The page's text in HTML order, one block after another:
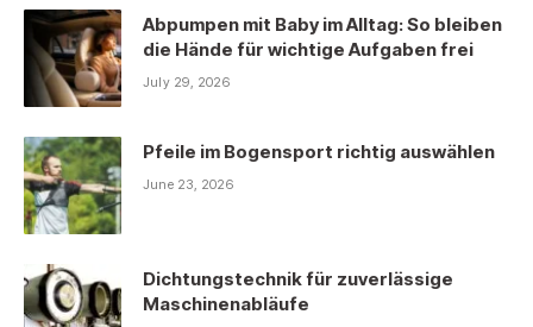
Abpumpen mit Baby im Alltag: So bleiben
die Hände für wichtige Aufgaben frei
July 29, 2026
Pfeile im Bogensport richtig auswählen
June 23, 2026
Dichtungstechnik für zuverlässige
Maschinenabläufe